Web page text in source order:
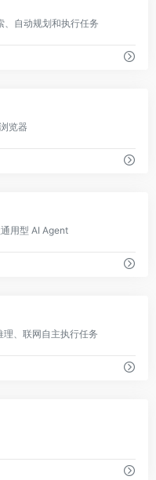
、自动规划和执行任务
览器
用型 AI Agent
、联网自主执行任务